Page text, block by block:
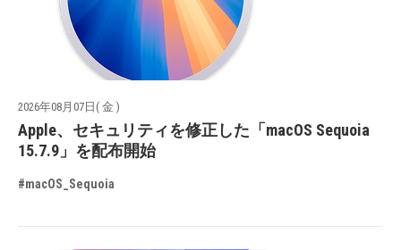
2026年08月07日( 金 )
Apple、セキュリティを修正した「macOS Sequoia
15.7.9」を配布開始
#macOS_Sequoia